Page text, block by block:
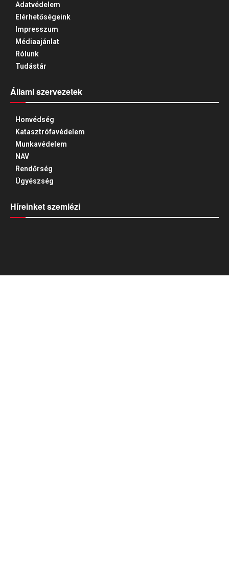
Adatvédelem
Elérhetőségeink
Impresszum
Médiaajánlat
Rólunk
Tudástár
Állami szervezetek
Honvédség
Katasztrófavédelem
Munkavédelem
NAV
Rendőrség
Ügyészség
Híreinket szemlézi